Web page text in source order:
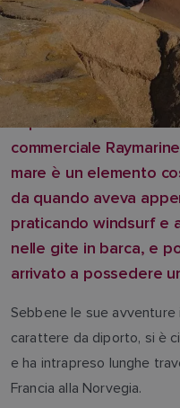
Vi presentiamo Carl-
commerciale
mare è un elemento
da quando aveva
praticando windsurf e
nelle gite in barca, e
arrivato a possedere
Sebbene le sue avventure
carattere da diporto, si è
e ha intrapreso lunghe
Francia alla Norvegia.